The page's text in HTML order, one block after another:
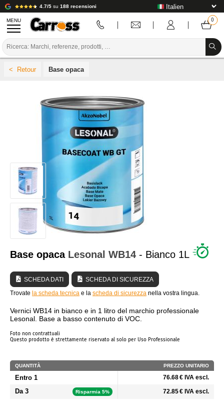
4.7/5 su 188 recensioni
MENU
PREPARAZIONE / VERNICIATURA / RIFINITURA
MATERIALI DI CONSUMO PER LA CARROZZERIA
STRUMENTI PER LA CARROZZERIA
ATTREZZATURE PER CARROZZERIA
INSTALLAZIONE IN LABORATORIO
TUTORIAL E CONSIGLI
Base opaca
Base opaca Lesonal WB14 - Bianco 1L
SCHEDA DATI
SCHEDA DI SICUREZZA
Trovate la scheda tecnica e la scheda di sicurezza nella vostra lingua.
Vernici WB14 in bianco e in 1 litro del marchio professionale
Lesonal. Base a basso contenuto di VOC.
Foto non contrattuali
Questo prodotto è strettamente riservato al solo per Uso Professionale
QUANTITÀ PREZZO UNITARIO
Entro 1 76.68 € IVA escl.
Da 3 Risparmia 5% 72.85 € IVA escl.